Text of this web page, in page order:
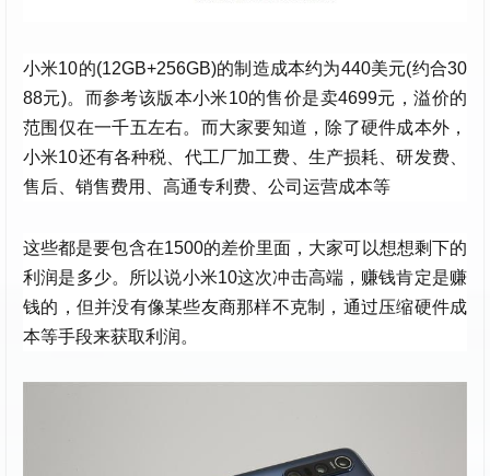
小米10的(12GB+256GB)的制造成本约为440美元(约合30
88元)。而参考该版本小米10的售价是卖4699元，溢价的
范围仅在一千五左右。而大家要知道，除了硬件成本外，
小米10还有各种税、代工厂加工费、生产损耗、研发费、
售后、销售费用、高通专利费、公司运营成本等
这些都是要包含在1500的差价里面，大家可以想想剩下的
利润是多少。所以说小米10这次冲击高端，赚钱肯定是赚
钱的，但并没有像某些友商那样不克制，通过压缩硬件成
本等手段来获取利润。